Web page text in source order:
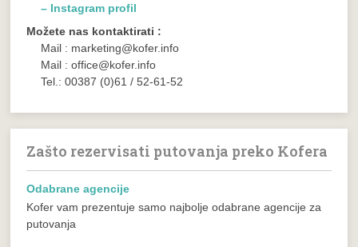
– Instagram profil
Možete nas kontaktirati :
Mail : marketing@kofer.info
Mail : office@kofer.info
Tel.: 00387 (0)61 / 52-61-52
Zašto rezervisati putovanja preko Kofera
Odabrane agencije
Kofer vam prezentuje samo najbolje odabrane agencije za
putovanja